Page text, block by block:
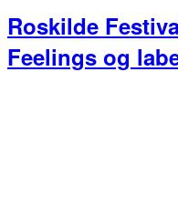
Roskilde
Feelings og